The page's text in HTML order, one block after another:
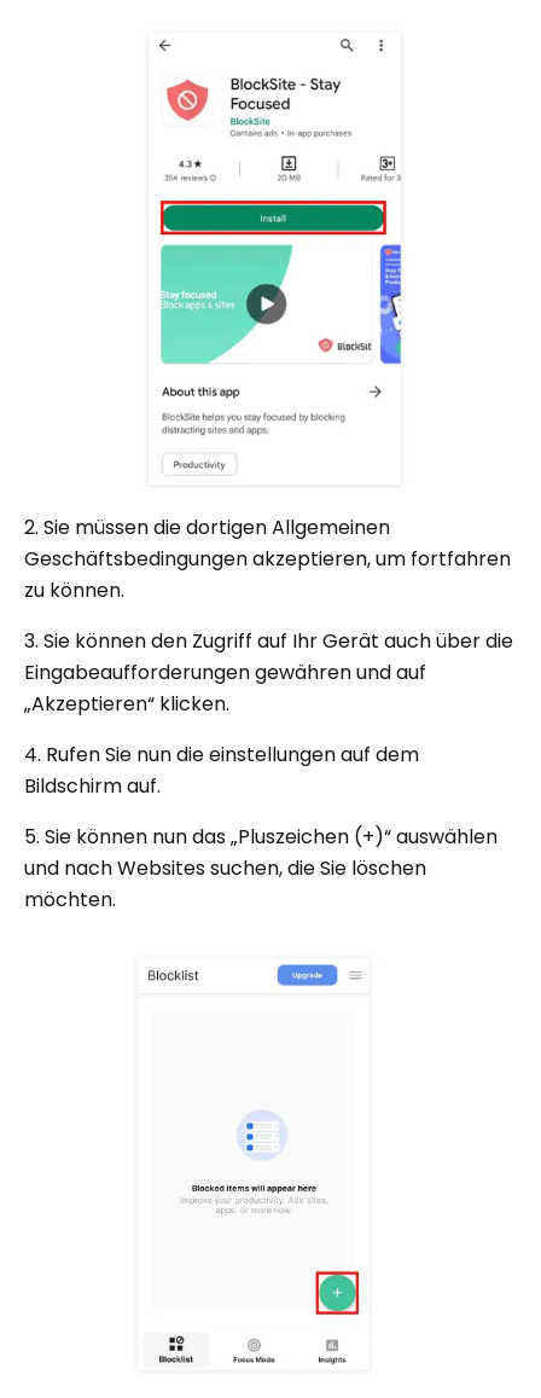
2. Sie müssen die dortigen Allgemeinen
Geschäftsbedingungen akzeptieren, um fortfahren
zu können.
3. Sie können den Zugriff auf Ihr Gerät auch über die
Eingabeaufforderungen gewähren und auf
„Akzeptieren“ klicken.
4. Rufen Sie nun die einstellungen auf dem
Bildschirm auf.
5. Sie können nun das „Pluszeichen (+)“ auswählen
und nach Websites suchen, die Sie löschen
möchten.